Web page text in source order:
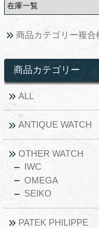
商品カテゴリー複合
商品カテゴリー
ALL
ANTIQUE WATCH
OTHER WATCH
IWC
OMEGA
SEIKO
PATEK PHILIPPE